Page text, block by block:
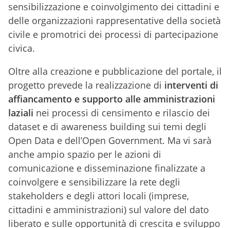
sensibilizzazione e coinvolgimento dei cittadini e
delle organizzazioni rappresentative della società
civile e promotrici dei processi di partecipazione
civica.
Oltre alla creazione e pubblicazione del portale, il
progetto prevede la realizzazione di interventi di
affiancamento e supporto alle amministrazioni
laziali nei processi di censimento e rilascio dei
dataset e di awareness building sui temi degli
Open Data e dell’Open Government. Ma vi sarà
anche ampio spazio per le azioni di
comunicazione e disseminazione finalizzate a
coinvolgere e sensibilizzare la rete degli
stakeholders e degli attori locali (imprese,
cittadini e amministrazioni) sul valore del dato
liberato e sulle opportunità di crescita e sviluppo